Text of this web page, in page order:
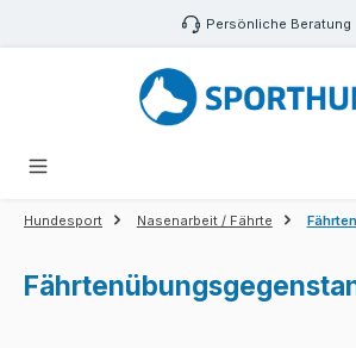
Zum Hauptinhalt springen Persönliche Beratung
Hundesport Nasenarbeit / Fährte